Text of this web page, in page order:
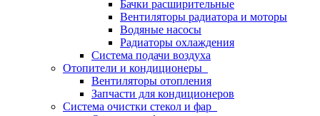
Бачки расширительные
Вентиляторы радиатора и моторы
Водяные насосы
Радиаторы охлаждения
Система подачи воздуха
Отопители и кондиционеры
Вентиляторы отопления
Запчасти для кондиционеров
Система очистки стекол и фар